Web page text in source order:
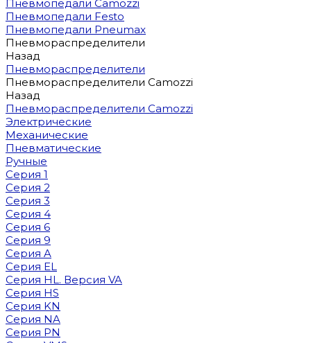
Пневмопедали Camozzi
Пневмопедали Festo
Пневмопедали Pneumax
Пневмораспределители
Назад
Пневмораспределители
Пневмораспределители Camozzi
Назад
Пневмораспределители Camozzi
Электрические
Механические
Пневматические
Ручные
Серия 1
Серия 2
Серия 3
Серия 4
Серия 6
Серия 9
Серия A
Серия EL
Серия HL. Версия VA
Серия HS
Серия KN
Серия NA
Серия PN